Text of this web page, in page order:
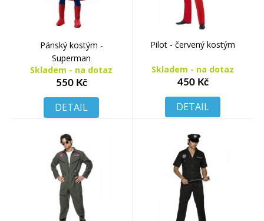
Pánský kostým -
Superman
Skladem - na dotaz
550 Kč
DETAIL
Pilot - červený kostým
Skladem - na dotaz
450 Kč
DETAIL